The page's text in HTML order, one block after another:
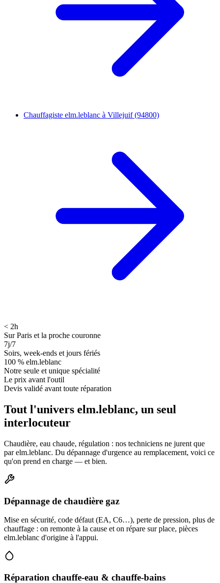
Chauffagiste elm.leblanc à Villejuif (94800)
< 2h
Sur Paris et la proche couronne
7j/7
Soirs, week-ends et jours fériés
100 % elm.leblanc
Notre seule et unique spécialité
Le prix avant l'outil
Devis validé avant toute réparation
Tout l'univers elm.leblanc, un seul
interlocuteur
Chaudière, eau chaude, régulation : nos techniciens ne jurent que
par elm.leblanc. Du dépannage d'urgence au remplacement, voici ce
qu'on prend en charge — et bien.
Dépannage de chaudière gaz
Mise en sécurité, code défaut (EA, C6…), perte de pression, plus de
chauffage : on remonte à la cause et on répare sur place, pièces
elm.leblanc d'origine à l'appui.
Réparation chauffe-eau & chauffe-bains